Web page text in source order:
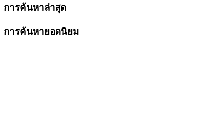
การค้นหาล่าสุด
การค้นหายอดนิยม